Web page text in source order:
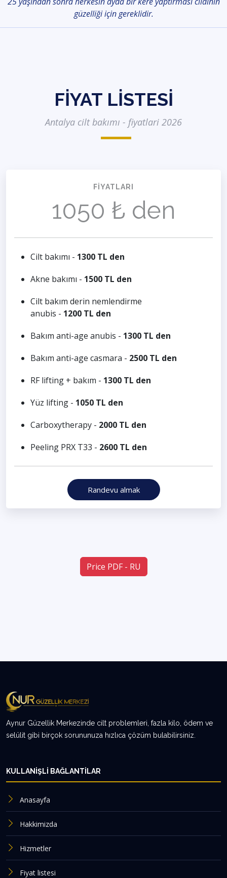
güzelliği için gereklidir.
FIYAT LISTESI
Antalya cilt bakımı - fiyatlari 2026
FIYATLARI
1050 ₺ den
Cilt bakımı - 1300 TL den
Akne bakımı - 1500 TL den
Cilt bakım derin nemlendirme
anubis - 1200 TL den
Bakım anti-age anubis - 1300 TL den
Bakım anti-age casmara - 2500 TL den
RF lifting + bakım - 1300 TL den
Yüz lifting - 1050 TL den
Carboxytherapy - 2000 TL den
Peeling PRX T33 - 2600 TL den
Randevu almak
Price PDF - RU
Aynur Güzellik Merkezinde cilt problemleri, fazla kilo, ödem ve
selülit gibi birçok sorununuza hızlıca çözüm bulabilirsiniz.
KULLANIŞLI BAĞLANTILAR
Anasayfa
Hakkimizda
Hizmetler
Fiyat listesi